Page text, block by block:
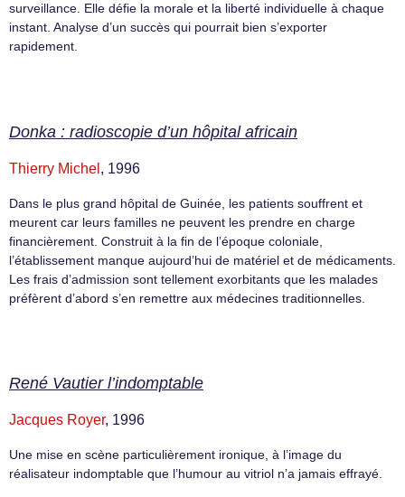
surveillance. Elle défie la morale et la liberté individuelle à chaque
instant. Analyse d’un succès qui pourrait bien s’exporter
rapidement.
Donka : radioscopie d’un hôpital africain
Thierry Michel , 1996
Dans le plus grand hôpital de Guinée, les patients souffrent et
meurent car leurs familles ne peuvent les prendre en charge
financièrement. Construit à la fin de l’époque coloniale,
l’établissement manque aujourd’hui de matériel et de médicaments.
Les frais d’admission sont tellement exorbitants que les malades
préfèrent d’abord s’en remettre aux médecines traditionnelles.
René Vautier l’indomptable
Jacques Royer, 1996
Une mise en scène particulièrement ironique, à l’image du
réalisateur indomptable que l’humour au vitriol n’a jamais effrayé.